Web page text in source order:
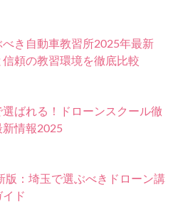
き自動車教習所2025年最新
信頼の教習環境を徹底比較
選ばれる！ドローンスクール徹
新情報2025
版：埼玉で選ぶべきドローン講
ド